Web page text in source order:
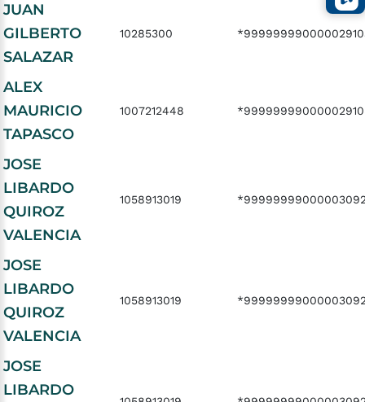
JUAN
GILBERTO
SALAZAR
10285300
ALEX
MAURICIO
TAPASCO
1007212448
JOSE
LIBARDO
QUIROZ
VALENCIA
1058913019
JOSE
LIBARDO
QUIROZ
VALENCIA
1058913019
JOSE
LIBARDO